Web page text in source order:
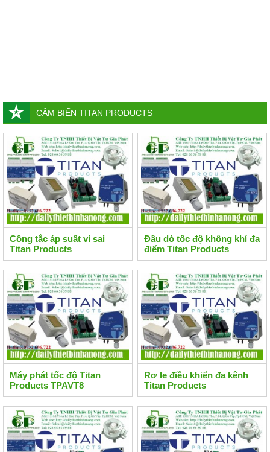
CẢM BIẾN TITAN PRODUCTS
Công tắc áp suất vi sai
Titan Products
Đầu dò tốc độ không khí đa
điểm Titan Products
Máy phát tốc độ Titan
Products TPAVT8
Rơ le điều khiển đa kênh
Titan Products